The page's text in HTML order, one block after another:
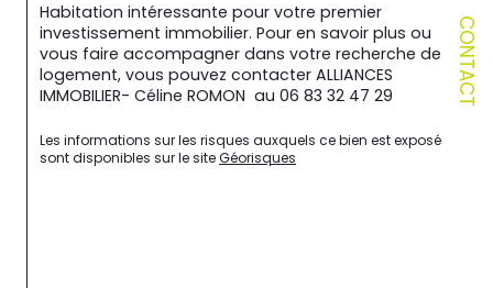
CONTACT
Habitation intéressante pour votre premier
investissement immobilier. Pour en savoir plus ou
vous faire accompagner dans votre recherche de
logement, vous pouvez contacter ALLIANCES
IMMOBILIER- Céline ROMON  au 06 83 32 47 29
Les informations sur les risques auxquels ce bien est exposé
sont disponibles sur le site Géorisques